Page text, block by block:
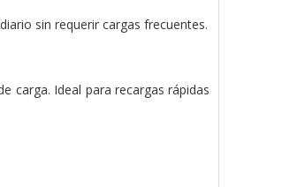
sin requerir cargas frecuentes.
carga. Ideal para recargas rápidas